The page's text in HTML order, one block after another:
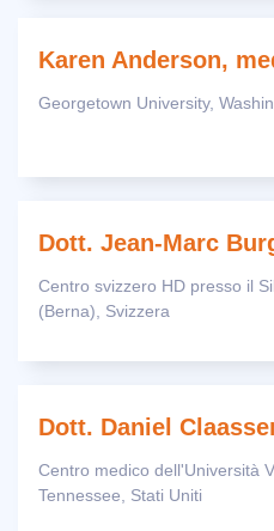
Karen Anderson,
Georgetown University,
Dott. Jean-Marc
Centro svizzero HD presso il
(Berna), Svizzera
Dott. Daniel
Centro medico dell'Università
Tennessee, Stati Uniti